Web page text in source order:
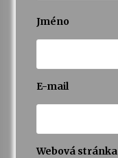
Jméno
E-mail
Webová stránka